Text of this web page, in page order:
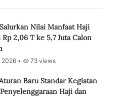
Nilai Manfaat Haji
2,06 T ke 5,7 Juta Calon
• 73 views
Baru Standar Kegiatan
Haji dan